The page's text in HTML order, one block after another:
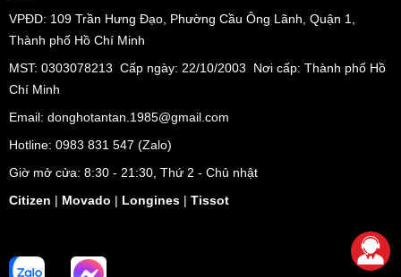
VPĐD: 109 Trần Hưng Đạo, Phường Cầu Ông Lãnh, Quận 1,
Thành phố Hồ Chí Minh
MST: 0303078213 Cấp ngày: 22/10/2003 Nơi cấp: Thành phố Hồ
Chí Minh
Email: donghotantan.1985@gmail.com
Hotline: 0983 831 547 (Zalo)
Giờ mở cửa: 8:30 - 21:30, Thứ 2 - Chủ nhật
Citizen | Movado | Longines | Tissot